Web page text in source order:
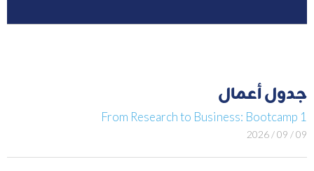
جدول أعمال
From Research to Business: Bootcamp 1
09 / 09 / 2026